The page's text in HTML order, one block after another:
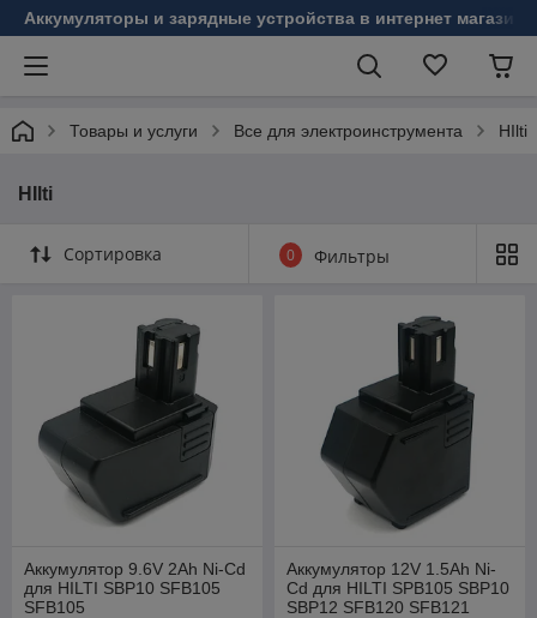
Аккумуляторы и зарядные устройства в интернет магазине
Товары и услуги Все для электроинструмента HIlti
HIlti
Сортировка 0 Фильтры
Аккумулятор 9.6V 2Ah Ni-Cd
для HILTI SBP10 SFB105
SFB105
Аккумулятор 12V 1.5Ah Ni-
Cd для HILTI SPB105 SBP10
SBP12 SFB120 SFB121